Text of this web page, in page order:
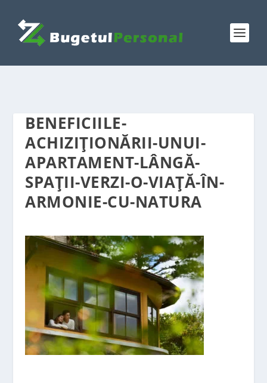
BENEFICIILE-
ACHIZIȚIONĂRII-UNUI-
APARTAMENT-LÂNGĂ-
SPAȚII-VERZI-O-VIAȚĂ-ÎN-
ARMONIE-CU-NATURA